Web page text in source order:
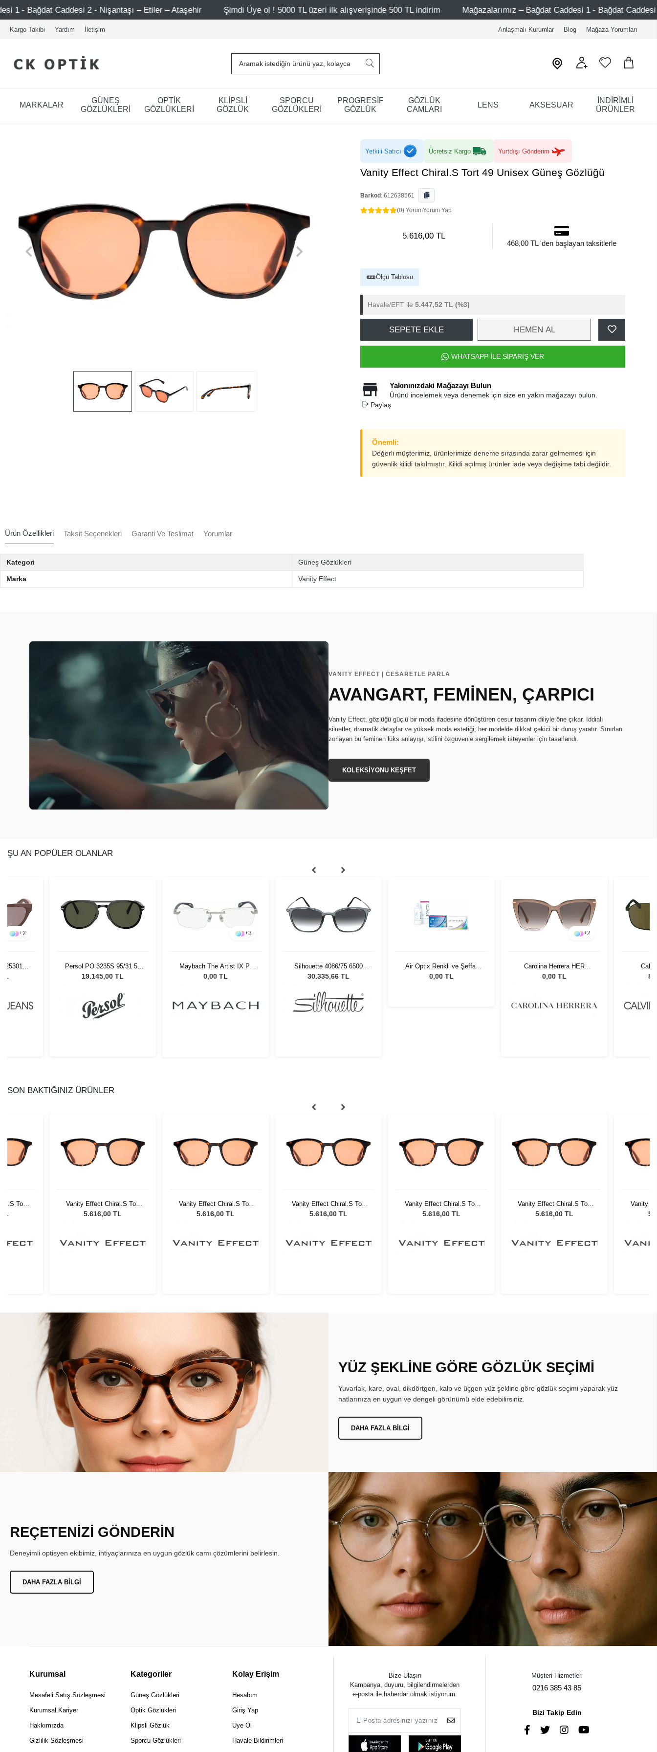
2 - Nişantaşı – Etiler – Ataşehir Şimdi Üye ol ! 5000 TL üzeri ilk alışverişinde 500 TL indirim Mağazalarımız – Bağdat Caddesi 1 - Bağdat Caddesi 2 - Nişantaşı –
Kargo Takibi Yardım İletişim Anlaşmalı Kurumlar Blog Mağaza Yorumları
MARKALAR
GÜNEŞ
GÖZLÜKLERİ
OPTİK
GÖZLÜKLERİ
KLİPSLİ
GÖZLÜK
SPORCU
GÖZLÜKLERİ
PROGRESİF
GÖZLÜK
GÖZLÜK
CAMLARI
LENS AKSESUAR
İNDİRİMLİ
ÜRÜNLER
Yetkili Satıcı Ücretsiz Kargo Yurtdışı Gönderim
Vanity Effect Chiral.S Tort 49 Unisex Güneş Gözlüğü
Barkod : 612638561
(0) YorumYorum Yap
5.616,00 TL
468,00 TL 'den başlayan taksitlerle
Ölçü Tablosu
Havale/EFT ile 5.447,52 TL (%3)
SEPETE EKLE HEMEN AL
WHATSAPP İLE SİPARİŞ VER
Yakınınızdaki Mağazayı Bulun
Ürünü incelemek veya denemek için size en yakın mağazayı bulun.
Paylaş
Önemli:
Değerli müşterimiz, ürünlerimize deneme sırasında zarar gelmemesi için
güvenlik kilidi takılmıştır. Kilidi açılmış ürünler iade veya değişime tabi değildir.
Ürün Özellikleri Taksit Seçenekleri Garanti Ve Teslimat Yorumlar
Kategori Güneş Gözlükleri
Marka Vanity Effect
VANITY EFFECT | CESARETLE PARLA
AVANGART, FEMİNEN, ÇARPICI
Vanity Effect, gözlüğü güçlü bir moda ifadesine dönüştüren cesur tasarım diliyle öne çıkar. İddialı
siluetler, dramatik detaylar ve yüksek moda estetiği; her modelde dikkat çekici bir duruş yaratır. Sınırları
zorlayan bu feminen lüks anlayışı, stilini özgüvenle sergilemek isteyenler için tasarlandı.
KOLEKSİYONU KEŞFET
ŞU AN POPÜLER OLANLAR
+2
25301S-
Persol PO 3235S 95/31 55
Unisex Güneş Gözlüğü
19.145,00 TL
+3
Maybach The Artist IX P-
AB-Z25 57/19
0,00 TL
Silhouette 4086/75 6500
Unisex Güneş Gözlüğü
30.335,66 TL
Air Optix Renkli ve Şeffaf
İkisi Bir Arada Set
0,00 TL
+2
Carolina Herrera HER
0351/G/S FWM54 Kadın
0,00 TL
SON BAKTIĞINIZ ÜRÜNLER
Tort
Vanity Effect Chiral.S Tort
49 Unisex Güneş Gözlüğü
5.616,00 TL
Vanity Effect Chiral.S Tort
49 Unisex Güneş Gözlüğü
5.616,00 TL
Vanity Effect Chiral.S Tort
49 Unisex Güneş Gözlüğü
5.616,00 TL
Vanity Effect Chiral.S Tort
49 Unisex Güneş Gözlüğü
5.616,00 TL
Vanity Effect Chiral.S Tort
49 Unisex Güneş Gözlüğü
5.616,00 TL
Vanity
49
YÜZ ŞEKLİNE GÖRE GÖZLÜK SEÇİMİ
Yuvarlak, kare, oval, dikdörtgen, kalp ve üçgen yüz şekline göre gözlük seçimi yaparak yüz
hatlarınıza en uygun ve dengeli görünümü elde edebilirsiniz.
DAHA FAZLA BILGI
REÇETENİZİ GÖNDERİN
Deneyimli optisyen ekibimiz, ihtiyaçlarınıza en uygun gözlük camı çözümlerini belirlesin.
DAHA FAZLA BILGI
Kurumsal
Mesafeli Satış Sözleşmesi
Kurumsal Kariyer
Hakkımızda
Gizlilik Sözleşmesi
Kategoriler
Güneş Gözlükleri
Optik Gözlükleri
Klipsli Gözlük
Sporcu Gözlükleri
Kolay Erişim
Hesabım
Giriş Yap
Üye Ol
Havale Bildirimleri
Bize Ulaşın
Kampanya, duyuru, bilgilendirmelerden
e-posta ile haberdar olmak istiyorum.
Müşteri Hizmetleri
0216 385 43 85
Bizi Takip Edin